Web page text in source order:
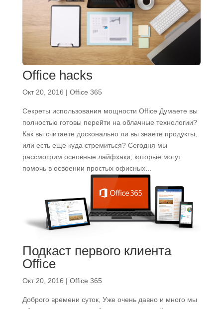
Office hacks
Окт 20, 2016 | Office 365
Секреты использования мощности Office Думаете вы
полностью готовы перейти на облачные технологии?
Как вы считаете досконально ли вы знаете продукты,
или есть еще куда стремиться? Сегодня мы
рассмотрим основные лайфхаки, которые могут
помочь в освоении простых офисных...
Подкаст первого клиента
Office
Окт 20, 2016 | Office 365
Доброго времени суток, Уже очень давно и много мы